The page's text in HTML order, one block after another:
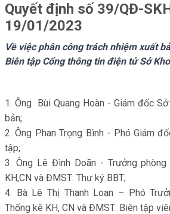
Quyết định số 39/QĐ-
19/01/2023
Về việc phân công trách nhiệm xuất
Biên tập Cổng thông tin điện tử Sở
1. Ông Bùi Quang Hoàn - Giám đốc
bản;
2. Ông Phan Trọng Bình - Phó Giám
tập;
3. Ông Lê Đình Doãn - Trưởng
KH,CN và ĐMST: Thư ký BBT;
4. Bà Lê Thị Thanh Loan – Phó
Thống kê KH, CN và ĐMST: Biên tập